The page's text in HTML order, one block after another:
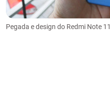
Pegada e design do Redmi Note 11